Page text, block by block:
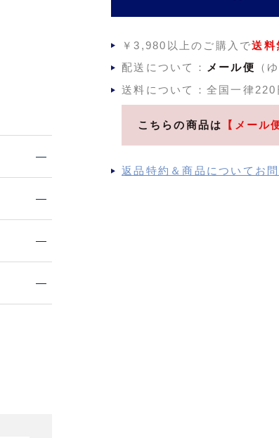
￥3,980以上のご購入で送料
配送について： メール便
（
送料について：全国一律220
こちらの商品は 【メール
返品特約＆商品についてお